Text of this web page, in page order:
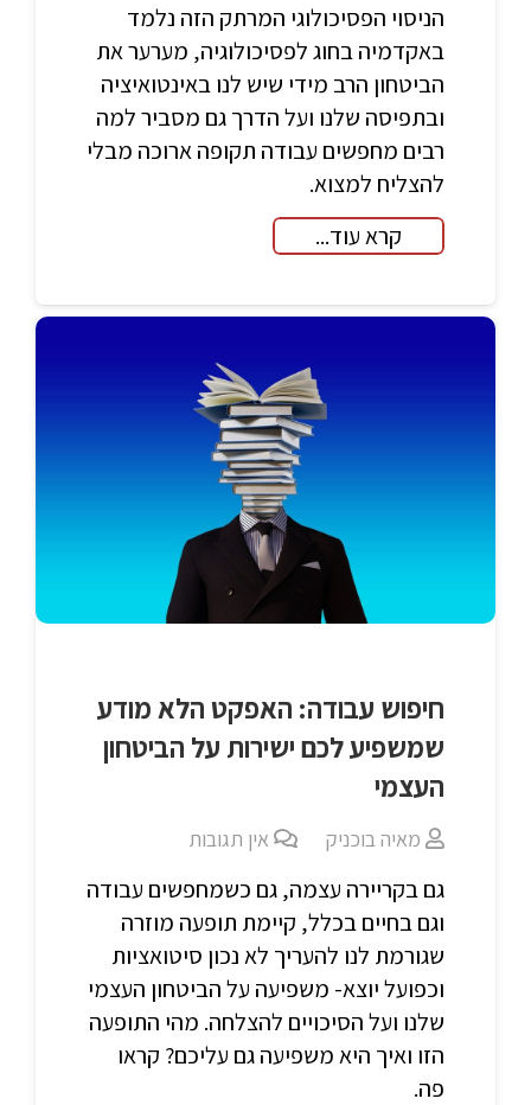
הניסוי הפסיכולוגי המרתק הזה נלמד
באקדמיה בחוג לפסיכולוגיה, מערער את
הביטחון הרב מידי שיש לנו באינטואיציה
ובתפיסה שלנו ועל הדרך גם מסביר למה
רבים מחפשים עבודה תקופה ארוכה מבלי
להצליח למצוא.
קרא עוד...
חיפוש עבודה: האפקט הלא מודע
שמשפיע לכם ישירות על הביטחון
העצמי
מאיה בוכניק אין תגובות
גם בקריירה עצמה, גם כשמחפשים עבודה
וגם בחיים בכלל, קיימת תופעה מוזרה
שגורמת לנו להעריך לא נכון סיטואציות
וכפועל יוצא- משפיעה על הביטחון העצמי
שלנו ועל הסיכויים להצלחה. מהי התופעה
הזו ואיך היא משפיעה גם עליכם? קראו
פה.